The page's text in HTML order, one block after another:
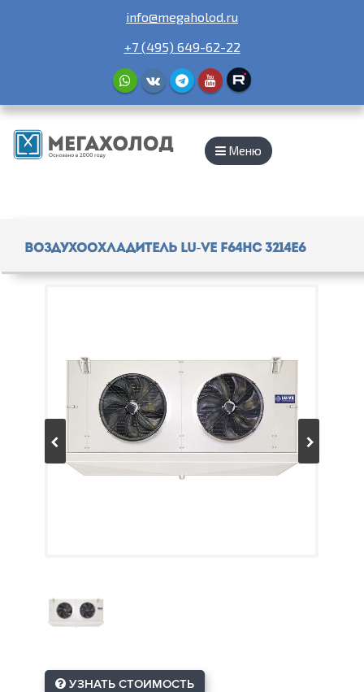
info@megaholod.ru
+7 (495) 649-62-22
Меню
Воздухоохладитель Lu-Ve F64HC 3214E6
УЗНАТЬ СТОИМОСТЬ